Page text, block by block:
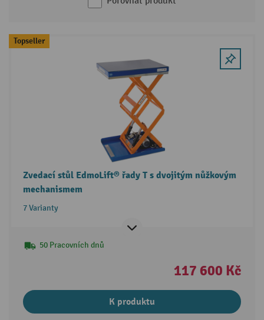
Topseller
Zvedací stůl EdmoLift® řady T s dvojitým nůžkovým
mechanismem
7 Varianty
50 Pracovních dnů
117 600 Kč
K produktu